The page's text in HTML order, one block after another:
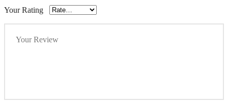
Your Rating
Your Review